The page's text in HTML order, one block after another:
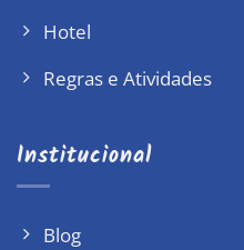
Hotel
Regras e Atividades
Institucional
Blog